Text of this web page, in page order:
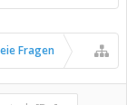
Fragen